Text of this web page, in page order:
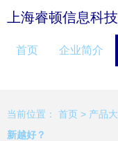
上海睿顿信息科
首页 企业简介
当前位置： 首页 > 产品
新越好？